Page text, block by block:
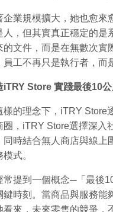
企業規模擴大，她也愈來
人，但其實真正穩定的是
的文件，而是在無數次實
員工不再只是執行者，而
iTRY Store 實踐最後10
樣的理念下，iTRY Store
圈，iTRY Store選擇深入
同時結合無人商店與線上
模式。
常提到一個概念─「最後
鍵時刻。當商品與服務能
看來，未來零售的競爭，